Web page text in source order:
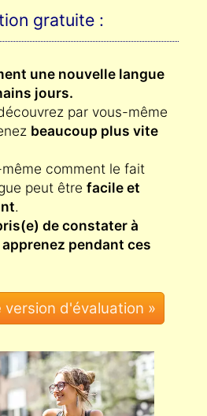
gratuite :
une nouvelle langue
jours.
par vous-même
beaucoup plus vite
comment le fait
peut être facile et
.
de constater à
pendant ces